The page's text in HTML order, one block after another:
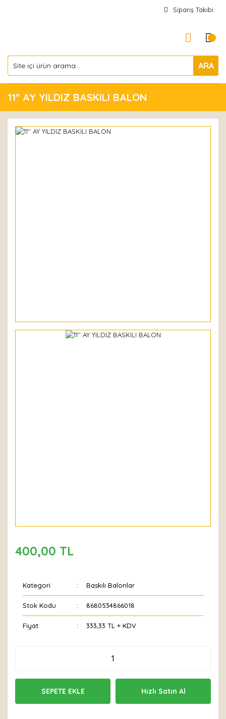
Sipariş Takibi
ARA
11'' AY YILDIZ BASKILI BALON
400,00 TL
Kategori Baskılı Balonlar
Stok Kodu 8680534866018
Fiyat 333,33 TL + KDV
SEPETE EKLE Hızlı Satın Al